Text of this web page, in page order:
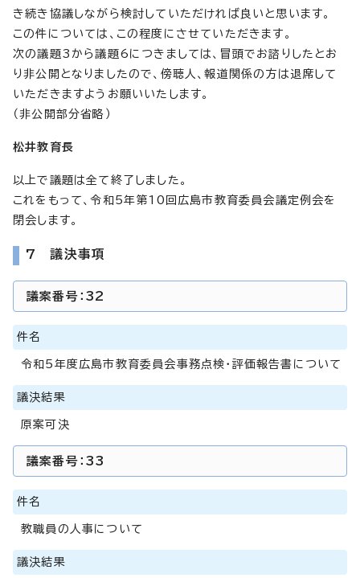
き続き協議しながら検討していただければ良いと思います。
この件については、この程度にさせていただきます。
次の議題3から議題6につきましては、冒頭でお諮りしたとお
り非公開となりましたので、傍聴人、報道関係の方は退席して
いただきますようお願いいたします。
（非公開部分省略）
松井教育長
以上で議題は全て終了しました。
これをもって、令和5年第10回広島市教育委員会議定例会を
閉会します。
7 議決事項
議案番号：32
件名
令和5年度広島市教育委員会事務点検・評価報告書について
議決結果
原案可決
議案番号：33
件名
教職員の人事について
議決結果